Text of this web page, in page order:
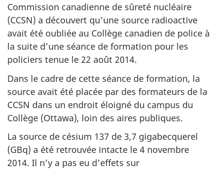
Commission canadienne de sûreté nucléaire
(CCSN) a découvert qu’une source radioactive
avait été oubliée au Collège canadien de police à
la suite d’une séance de formation pour les
policiers tenue le 22 août 2014.
Dans le cadre de cette séance de formation, la
source avait été placée par des formateurs de la
CCSN dans un endroit éloigné du campus du
Collège (Ottawa), loin des aires publiques.
La source de césium 137 de 3,7 gigabecquerel
(GBq) a été retrouvée intacte le 4 novembre
2014. Il n’y a pas eu d’effets sur